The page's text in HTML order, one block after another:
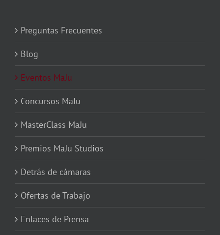
Preguntas Frecuentes
Blog
Eventos MaJu
Concursos MaJu
MasterClass MaJu
Premios MaJu Studios
Detrás de cámaras
Ofertas de Trabajo
Enlaces de Prensa